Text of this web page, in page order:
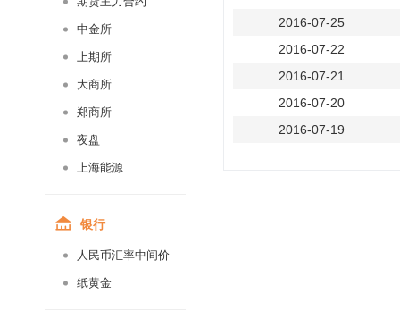
中金所
上期所
大商所
郑商所
夜盘
上海能源
银行
人民币汇率中间价
纸黄金
2016-07-25
2016-07-22
2016-07-21
2016-07-20
2016-07-19